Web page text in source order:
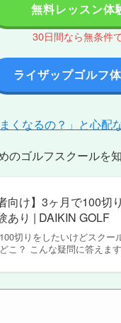
無料レッスン体
30日間なら無条件
ライザップゴルフ
くなるの？」と心配
のゴルフスクールを
向け】3ヶ月で100切
あり | DAIKIN GOLF
切りをしたいけどスク
こ？ こんな疑問に答えま